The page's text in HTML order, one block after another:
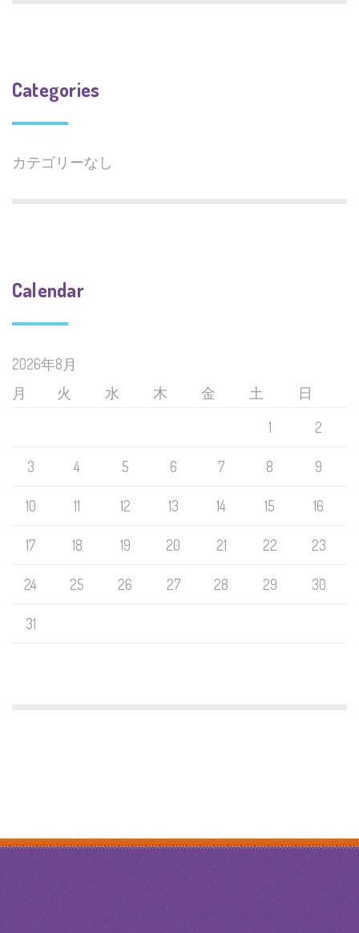
Categories
カテゴリーなし
Calendar
2026年8月
月
火 水 木 金 土
日
1
2
3 4 5 6 7 8 9
10 11 12 13 14 15 16
17 18 19 20 21 22 23
24 25 26 27 28 29 30
31